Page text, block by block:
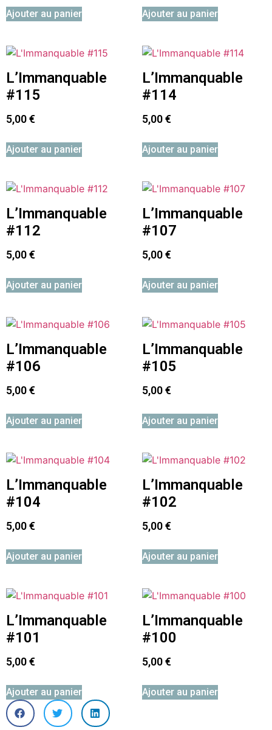
Ajouter au panier Ajouter au panier
L’Immanquable
#115
5,00€
Ajouter au panier
L’Immanquable
#114
5,00€
Ajouter au panier
L’Immanquable
#112
5,00€
Ajouter au panier
L’Immanquable
#107
5,00€
Ajouter au panier
L’Immanquable
#106
5,00€
Ajouter au panier
L’Immanquable
#105
5,00€
Ajouter au panier
L’Immanquable
#104
5,00€
Ajouter au panier
L’Immanquable
#102
5,00€
Ajouter au panier
L’Immanquable
#101
5,00€
Ajouter au panier
L’Immanquable
#100
5,00€
Ajouter au panier